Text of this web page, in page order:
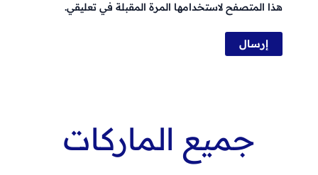
هذا المتصفح لاستخدامها المرة المقبلة في تعليقي.
جميع الماركات